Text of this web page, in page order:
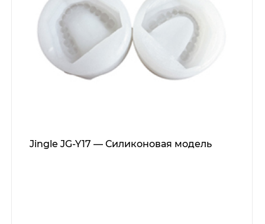
Jingle JG-Y17 — Силиконовая модель